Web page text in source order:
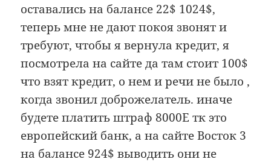
оставались на балансе 22$ 1024$,
теперь мне не дают покоя звонят и
требуют, чтобы я вернула кредит, я
посмотрела на сайте да там стоит 100$
что взят кредит, о нем и речи не было ,
когда звонил доброжелатель. иначе
будете платить штраф 8000Е тк это
европейский банк, а на сайте Восток 3
на балансе 924$ выводить они не